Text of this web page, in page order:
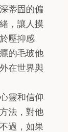
蒂固的偏
，讓人摸
壓抑感
的毛玻他
在世界與
靈和信仰
法，對他
過，如果